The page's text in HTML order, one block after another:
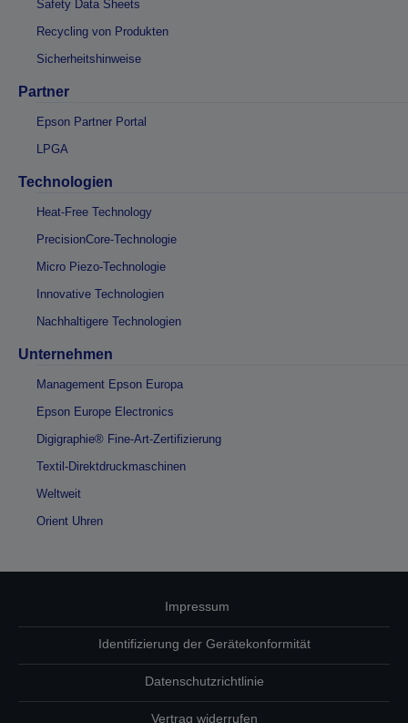
Safety Data Sheets
Recycling von Produkten
Sicherheitshinweise
Partner
Epson Partner Portal
LPGA
Technologien
Heat-Free Technology
PrecisionCore-Technologie
Micro Piezo-Technologie
Innovative Technologien
Nachhaltigere Technologien
Unternehmen
Management Epson Europa
Epson Europe Electronics
Digigraphie® Fine-Art-Zertifizierung
Textil-Direktdruckmaschinen
Weltweit
Orient Uhren
Impressum
Identifizierung der Gerätekonformität
Datenschutzrichtlinie
Vertrag widerrufen